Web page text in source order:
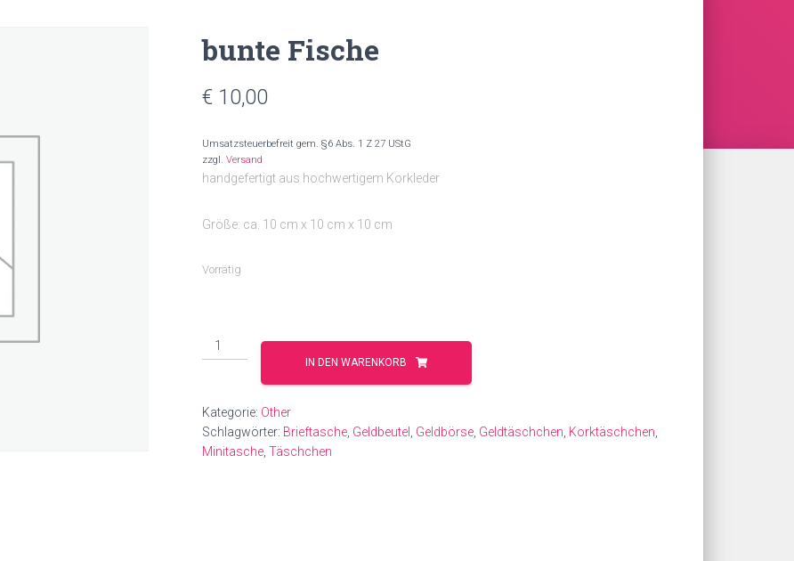
bunte Fische
€ 10,00
Umsatzsteuerbefreit gem. §6 Abs. 1 Z 27 UStG
zzgl. Versand
handgefertigt aus hochwertigem Korkleder
Größe: ca. 10 cm x 10 cm x 10 cm
Vorrätig
bunte
Fische
IN DEN WARENKORB
Kategorie: Other
Schlagwörter: Brieftasche Geldbeutel Geldbörse Geldtäschchen Korktäschchen
Minitasche Täschchen